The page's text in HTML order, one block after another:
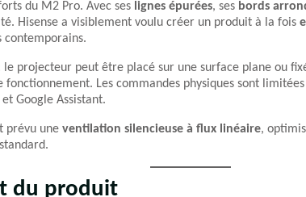
du M2 Pro. Avec ses lignes épurées, ses bords
Hisense a visiblement voulu créer un produit à la fois
contemporains.
le projecteur peut être placé sur une surface plane ou
fonctionnement. Les commandes physiques sont
Google Assistant.
prévu une ventilation silencieuse à flux linéaire,
du produit